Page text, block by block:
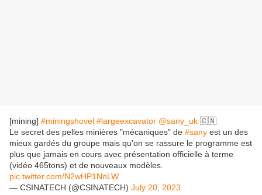
[mining] #miningshovel #largeexcavator @sany_uk 🇨🇳
Le secret des pelles minières "mécaniques" de #sany est un des
mieux gardés du groupe mais qu'on se rassure le programme est
plus que jamais en cours avec présentation officielle à terme
(vidéo 465tons) et de nouveaux modèles.
pic.twitter.com/N2wHP1NnLW
— CSINATECH (@CSINATECH) July 20, 2023